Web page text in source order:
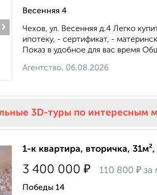
›
Весенняя 4
Чехов, ул. Весенняя д.4 Легко
ипотеку, - сертификат, -
Показ в удобное для вас время
Агентство, 06.08.2026
3D-туры по интересным
1-к квартира, вторичка,
3 400 000 ₽ 110 800 ₽ за
Победы 14